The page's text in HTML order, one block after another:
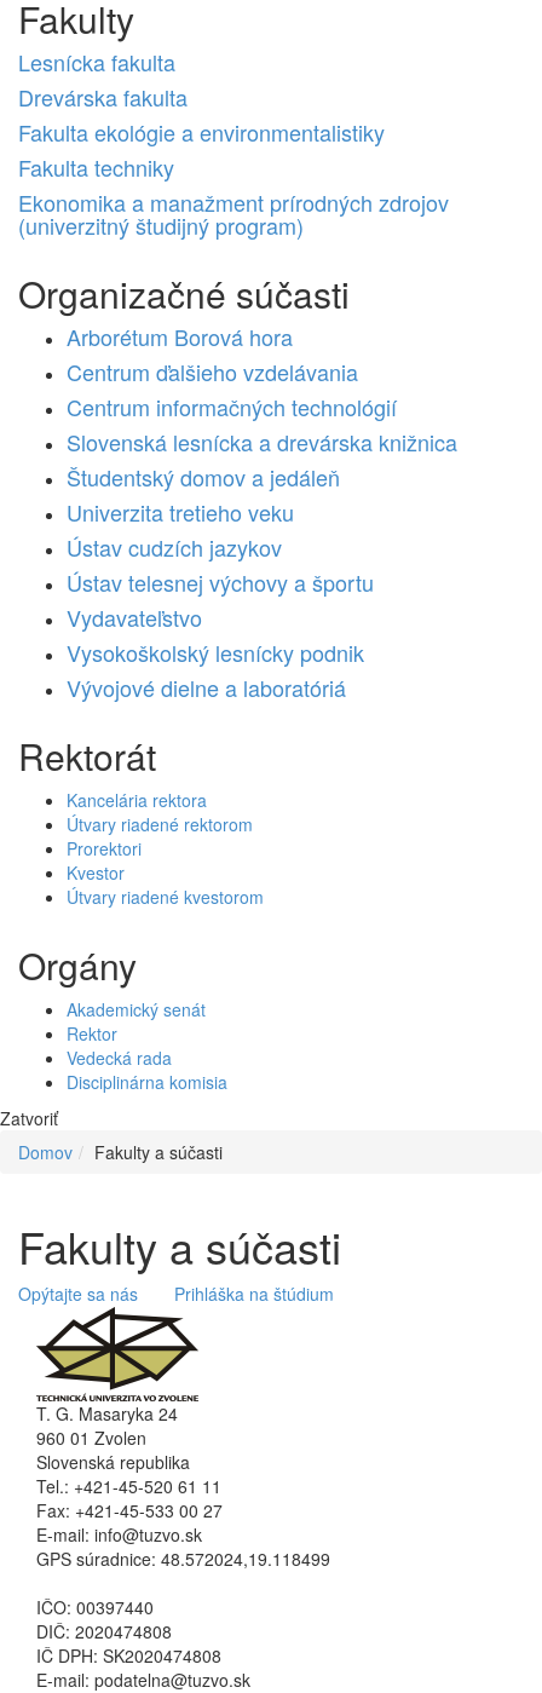
Fakulty
Lesnícka fakulta
Drevárska fakulta
Fakulta ekológie a environmentalistiky
Fakulta techniky
Ekonomika a manažment prírodných zdrojov
(univerzitný študijný program)
Organizačné súčasti
Arborétum Borová hora
Centrum ďalšieho vzdelávania
Centrum informačných technológií
Slovenská lesnícka a drevárska knižnica
Študentský domov a jedáleň
Univerzita tretieho veku
Ústav cudzích jazykov
Ústav telesnej výchovy a športu
Vydavateľstvo
Vysokoškolský lesnícky podnik
Vývojové dielne a laboratóriá
Rektorát
Kancelária rektora
Útvary riadené rektorom
Prorektori
Kvestor
Útvary riadené kvestorom
Orgány
Akademický senát
Rektor
Vedecká rada
Disciplinárna komisia
Zatvoriť
Domov
Fakulty a súčasti
Fakulty a súčasti
Opýtajte sa nás Prihláška na štúdium
T. G. Masaryka 24
960 01 Zvolen
Slovenská republika
Tel.: +421-45-520 61 11
Fax: +421-45-533 00 27
E-mail: info@tuzvo.sk
GPS súradnice: 48.572024,19.118499
IČO: 00397440
DIČ: 2020474808
IČ DPH: SK2020474808
E-mail: podatelna@tuzvo.sk